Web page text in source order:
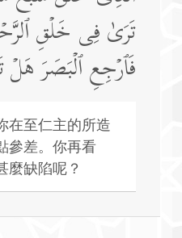
تَرَىٰ فِی خَلۡقِ
فَٱرۡجِعِ ٱلۡبَصَرَ
在至仁主的所造
參差。你再看
麼缺陷呢？